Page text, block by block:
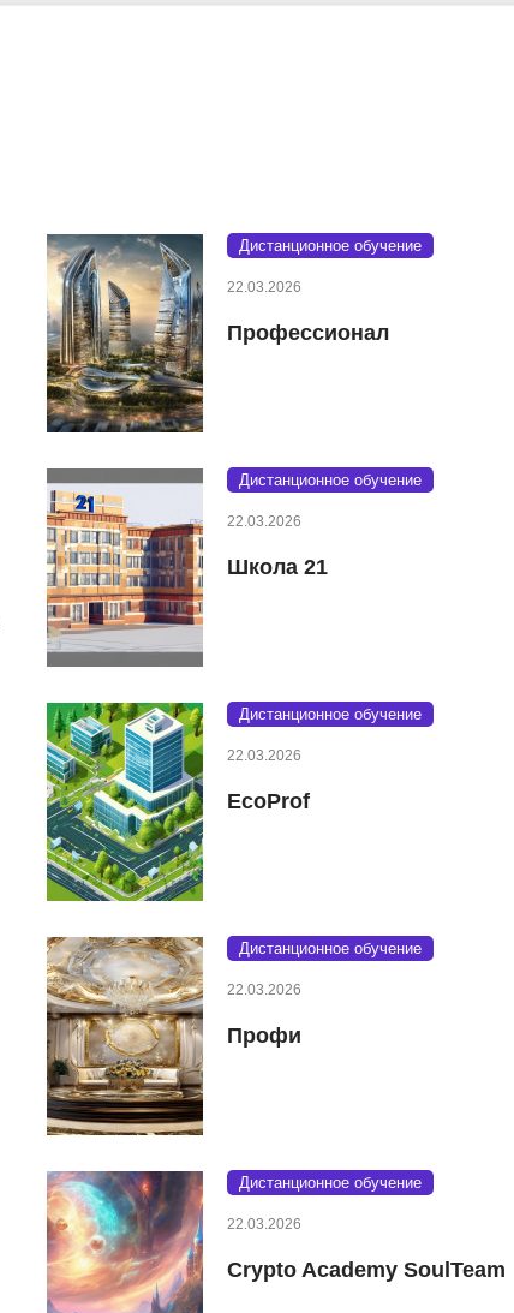
Дистанционное обучение
22.03.2026
Профессионал
Дистанционное обучение
22.03.2026
Школа 21
Дистанционное обучение
22.03.2026
EcoProf
Дистанционное обучение
22.03.2026
Профи
Дистанционное обучение
22.03.2026
Crypto Academy SoulTeam